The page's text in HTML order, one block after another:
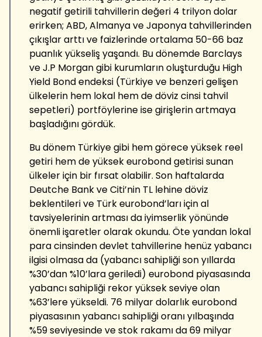
negatif getirili tahvillerin değeri 4 trilyon dolar
erirken; ABD, Almanya ve Japonya tahvillerinden
çıkışlar arttı ve faizlerinde ortalama 50-66 baz
puanlık yükseliş yaşandı. Bu dönemde Barclays
ve J.P Morgan gibi kurumların oluşturduğu High
Yield Bond endeksi (Türkiye ve benzeri gelişen
ülkelerin hem lokal hem de döviz cinsi tahvil
sepetleri) portföylerine ise girişlerin artmaya
başladığını gördük.
Bu dönem Türkiye gibi hem görece yüksek reel
getiri hem de yüksek eurobond getirisi sunan
ülkeler için bir fırsat olabilir. Son haftalarda
Deutche Bank ve Citi’nin TL lehine döviz
beklentileri ve Türk eurobond’ları için al
tavsiyelerinin artması da iyimserlik yönünde
önemli işaretler olarak okundu. Öte yandan lokal
para cinsinden devlet tahvillerine henüz yabancı
ilgisi olmasa da (yabancı sahipliği son yıllarda
%30’dan %10’lara geriledi) eurobond piyasasında
yabancı sahipliği rekor yüksek seviye olan
%63’lere yükseldi. 76 milyar dolarlık eurobond
piyasasının yabancı sahipliği oranı yılbaşında
%59 seviyesinde ve stok rakamı da 69 milyar